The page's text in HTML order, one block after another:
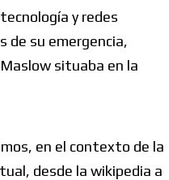
y redes
de su emergencia,
situaba en la
en el contexto de la
desde la wikipedia a